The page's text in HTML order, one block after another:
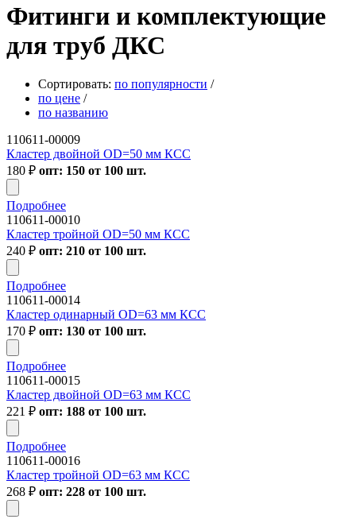
Фитинги и комплектующие
для труб ДКС
Сортировать: по популярности /
по цене /
по названию
110611-00009
Кластер двойной OD=50 мм КСС
180 ₽ опт: 150 от 100 шт.
Подробнее
110611-00010
Кластер тройной OD=50 мм КСС
240 ₽ опт: 210 от 100 шт.
Подробнее
110611-00014
Кластер одинарный OD=63 мм КСС
170 ₽ опт: 130 от 100 шт.
Подробнее
110611-00015
Кластер двойной OD=63 мм КСС
221 ₽ опт: 188 от 100 шт.
Подробнее
110611-00016
Кластер тройной OD=63 мм КСС
268 ₽ опт: 228 от 100 шт.